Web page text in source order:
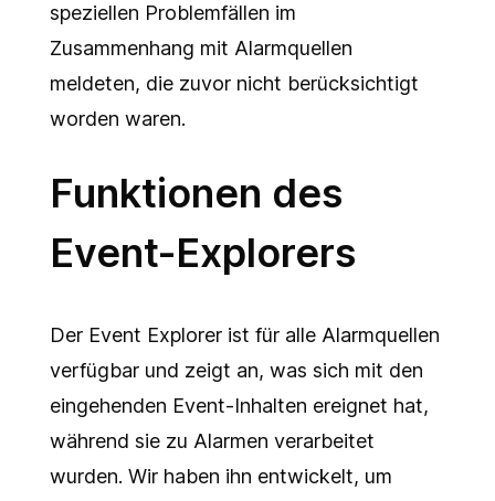
speziellen Problemfällen im
Zusammenhang mit Alarmquellen
meldeten, die zuvor nicht berücksichtigt
worden waren.
Funktionen des
Event-Explorers
Der Event Explorer ist für alle Alarmquellen
verfügbar und zeigt an, was sich mit den
eingehenden Event-Inhalten ereignet hat,
während sie zu Alarmen verarbeitet
wurden. Wir haben ihn entwickelt, um